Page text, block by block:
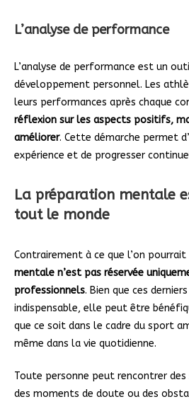
L’analyse de performance
L’analyse de performance est un
développement personnel. Les
leurs performances après chaque
réflexion sur les aspects positifs,
améliorer. Cette démarche permet
expérience et de progresser
La préparation mentale
tout le monde
Contrairement à ce que l’on pourrait
mentale n’est pas réservée
professionnels. Bien que ces
indispensable, elle peut être
que ce soit dans le cadre du sport
même dans la vie quotidienne.
Toute personne peut rencontrer
des moments de doute ou des